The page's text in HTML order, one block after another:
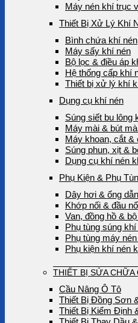
Máy nén khí trục
Thiết Bị Xử Lý Khí
Bình chứa khí nén
Máy sấy khí nén
Bộ lọc & điều áp
Hệ thống cấp khí
Thiết bị xử lý khí
Dụng cụ khí nén
Súng siết bu lông
Máy mài & bút
Máy khoan, cắt &
Súng phun, xịt &
Dụng cụ khí nén
Phụ Kiện & Phụ
Dây hơi & ống
Khớp nối & đầu
Van, đồng hồ &
Phụ tùng súng khí
Phụ tùng máy
Phụ kiện khí nén
THIẾT BỊ SỬA CHỮA
Cầu Nâng Ô Tô
Thiết Bị Đồng Sơn
Thiết Bị Kiểm Định